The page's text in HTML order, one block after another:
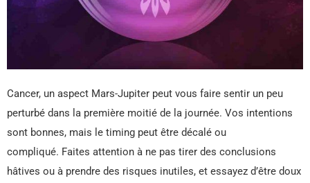
Cancer, un aspect Mars-Jupiter peut vous faire sentir un peu
perturbé dans la première moitié de la journée. Vos intentions
sont bonnes, mais le timing peut être décalé ou
compliqué. Faites attention à ne pas tirer des conclusions
hâtives ou à prendre des risques inutiles, et essayez d’être doux